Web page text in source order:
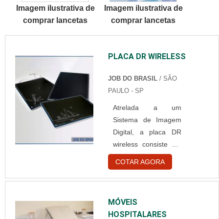
ímãs de ferrites, que
podem ter variados
objetivos de sua
são bastante
resistentes contra os
malefícios da
oxidação e, por esse
motivo, não precisam
de trata...
Imagem ilustrativa de
comprar lancetas
Imagem ilustrativa de
comprar lancetas
PLACA DR WIRELESS
JOB DO BRASIL / SÃO
PAULO - SP
Atrelada a um
Sistema de Imagem
Digital, a placa DR
wireless consiste em
uma das peças mais
modernas e
funcionais a
departamento interno
COTAR AGORA
MÓVEIS
HOSPITALARES